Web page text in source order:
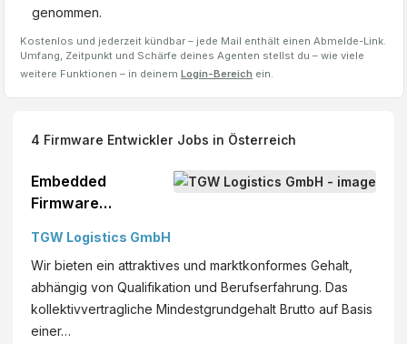
genommen.
Kostenlos und jederzeit kündbar – jede Mail enthält einen Abmelde-Link.
Umfang, Zeitpunkt und Schärfe deines Agenten stellst du – wie viele
weitere Funktionen – in deinem Login-Bereich ein.
4 Firmware Entwickler Jobs in Österreich
Embedded
Firmware
Smart Pocket /
Mobile Robotics
Wels, Österreich
Entwicklung /
Software / IT
TGW Logistics GmbH
Wir bieten ein attraktives und marktkonformes Gehalt,
abhängig von Qualifikation und Berufserfahrung. Das
kollektivvertragliche Mindestgrundgehalt Brutto auf Basis
einer…